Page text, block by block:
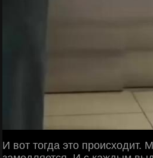
И вот тогда это происходит.